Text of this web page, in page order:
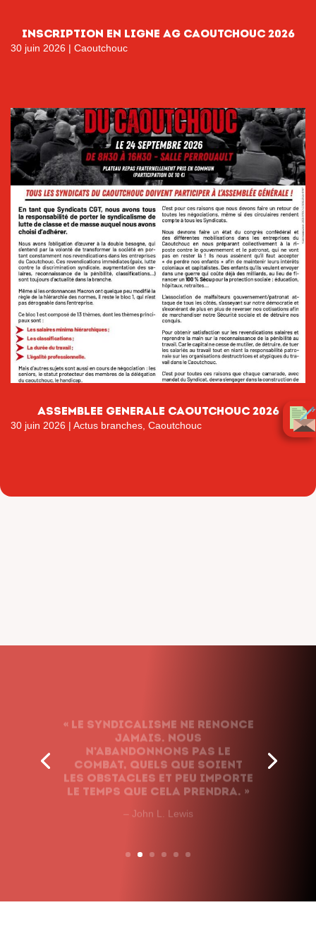
INSCRIPTION EN LIGNE AG CAOUTCHOUC 2026
30 juin 2026 | Caoutchouc
ASSEMBLEE GENERALE CAOUTCHOUC 2026
30 juin 2026 | Actus branches Caoutchouc
jamais. Nous
n’abandonnons pas le
combat, quels que soient
les obstacles et peu importe
le temps que cela prendra. »